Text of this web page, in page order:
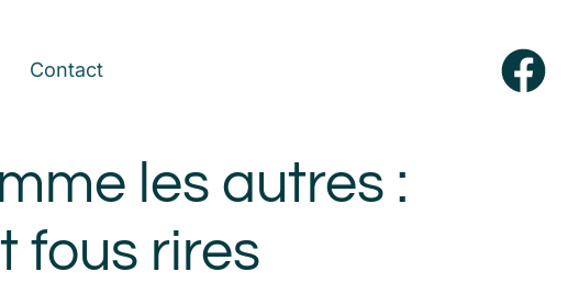
Contact
les autres :
fous rires